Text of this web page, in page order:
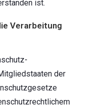
ist.
Verarbeitung
der